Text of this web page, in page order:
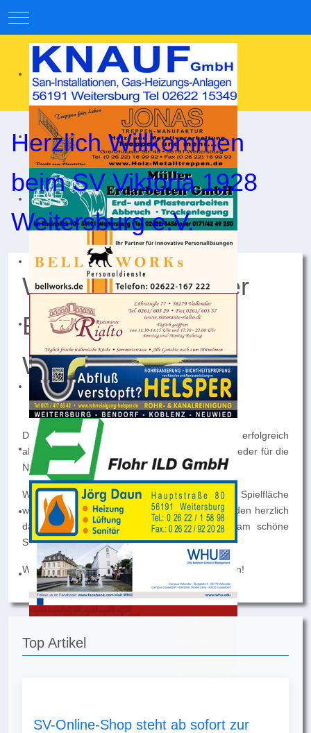
Mobile Menu Toggle
Herzlich Willkommen
beim SV Viktoria 1928
Weitersburg e.V.
Wiedereröffnung der
Boule-Bahn im
Weiherstadion
Die Boule-Bahn im Weiherstadion ist nach erfolgreich
abgeschlossenen Reparaturarbeiten ab sofort wieder für die
Nutzung freigegeben.
Wir freuen uns, allen Boule-Begeisterten die Spielfläche
wieder zur Verfügung stellen zu können, und laden herzlich
dazu ein, die Bahn zu nutzen und gemeinsam schöne
Stunden beim Spiel zu verbringen.
Wir wünschen viel Freude und spannende Partien!
Top Artikel
SV-Online-Shop steht ab sofort zur